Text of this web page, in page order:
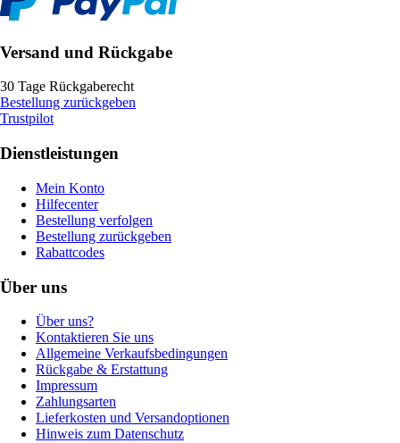
Versand und Rückgabe
30 Tage Rückgaberecht
Bestellung zurückgeben
Trustpilot
Dienstleistungen
Mein Konto
Hilfecenter
Bestellung verfolgen
Bestellung zurückgeben
Rabattcodes
Über uns
Über uns?
Kontaktieren Sie uns
Allgemeine Verkaufsbedingungen
Rückgabe & Erstattung
Impressum
Zahlungsarten
Lieferkosten und Versandoptionen
Hinweis zum Datenschutz